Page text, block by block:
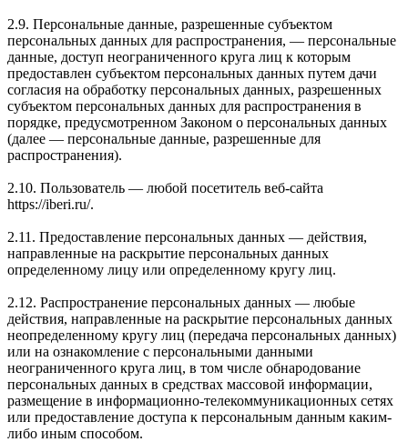
2.9. Персональные данные, разрешенные субъектом
персональных данных для распространения, — персональные
данные, доступ неограниченного круга лиц к которым
предоставлен субъектом персональных данных путем дачи
согласия на обработку персональных данных, разрешенных
субъектом персональных данных для распространения в
порядке, предусмотренном Законом о персональных данных
(далее — персональные данные, разрешенные для
распространения).
2.10. Пользователь — любой посетитель веб-сайта
https://iberi.ru/.
2.11. Предоставление персональных данных — действия,
направленные на раскрытие персональных данных
определенному лицу или определенному кругу лиц.
2.12. Распространение персональных данных — любые
действия, направленные на раскрытие персональных данных
неопределенному кругу лиц (передача персональных данных)
или на ознакомление с персональными данными
неограниченного круга лиц, в том числе обнародование
персональных данных в средствах массовой информации,
размещение в информационно-телекоммуникационных сетях
или предоставление доступа к персональным данным каким-
либо иным способом.